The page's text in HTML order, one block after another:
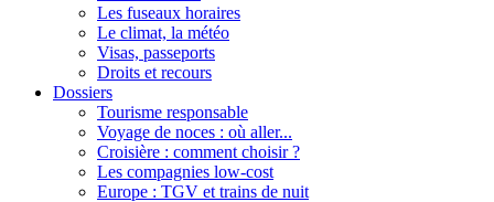
Les fuseaux horaires
Le climat, la météo
Visas, passeports
Droits et recours
Dossiers
Tourisme responsable
Voyage de noces : où aller...
Croisière : comment choisir ?
Les compagnies low-cost
Europe : TGV et trains de nuit